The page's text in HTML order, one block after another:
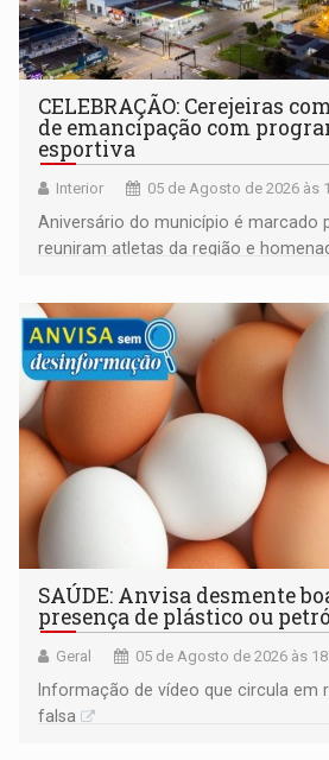
CELEBRAÇÃO: Cerejeiras
de emancipação com
esportiva
Interior 05 de Agosto de 2026 às
Aniversário do município é marcado
reuniram atletas da região e
SAÚDE: Anvisa desmente
presença de plástico ou
Geral 05 de Agosto de 2026 às
Informação de vídeo que circula em
falsa